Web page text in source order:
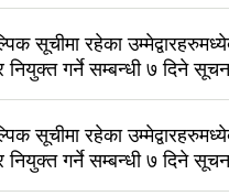
सूचीमा रहेका
नियुक्त गर्ने सम्बन्धी ७ दिने
सूचीमा रहेका
नियुक्त गर्ने सम्बन्धी ७ दिने